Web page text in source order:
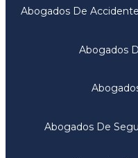
Abogados De
Abogados
Abogados De